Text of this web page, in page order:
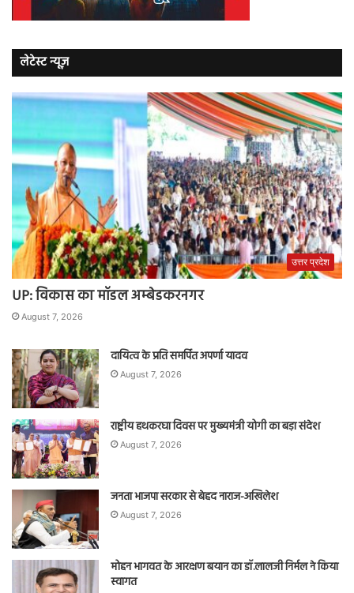
लेटेस्ट न्यूज़
उत्तर प्रदेश
UP: विकास का मॉडल अम्बेडकरनगर
August 7, 2026
दायित्व के प्रति समर्पित अपर्णा यादव
August 7, 2026
राष्ट्रीय हथकरघा दिवस पर मुख्यमंत्री योगी का बड़ा संदेश
August 7, 2026
जनता भाजपा सरकार से बेहद नाराज-अखिलेश
August 7, 2026
मोहन भागवत के आरक्षण बयान का डॉ.लालजी निर्मल ने किया
स्वागत